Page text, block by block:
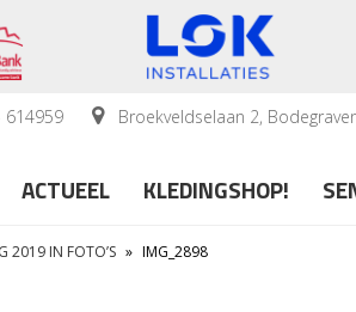
614959 Broekveldselaan 2,
ACTUEEL KLEDINGSHOP!
2019 IN FOTO’S » IMG_2898